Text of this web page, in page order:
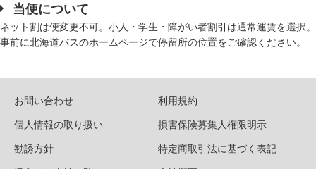
当便について
ネット割は便変更不可。小人・学生・障がい者割引は通常運賃を選択。
事前に北海道バスのホームページで停留所の位置をご確認ください。
お問い合わせ
利用規約
個人情報の取り扱い
損害保険募集人権限明示
勧誘方針
特定商取引法に基づく表記